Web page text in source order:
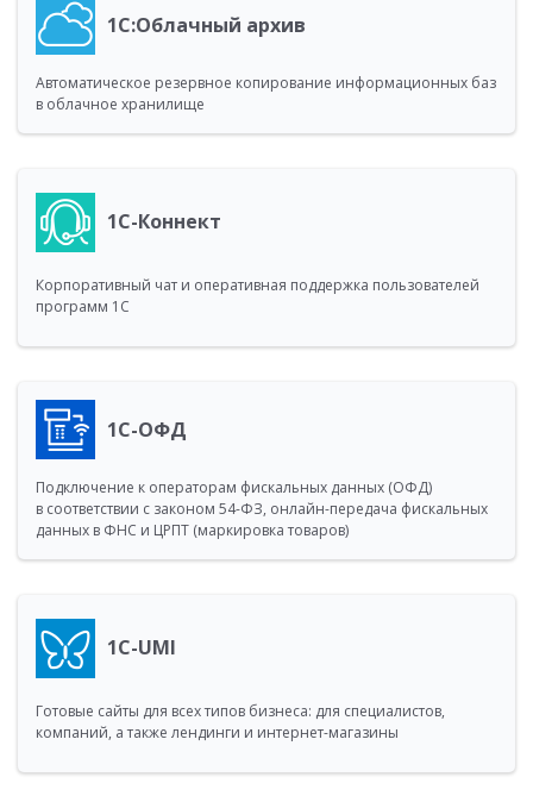
1С:Облачный архив
Автоматическое резервное копирование информационных баз
в облачное хранилище
1С-Коннект
Корпоративный чат и оперативная поддержка пользователей
программ 1С
1С-ОФД
Подключение к операторам фискальных данных (ОФД)
в соответствии с законом 54-ФЗ, онлайн-передача фискальных
данных в ФНС и ЦРПТ (маркировка товаров)
1C-UMI
Готовые сайты для всех типов бизнеса: для специалистов,
компаний, а также лендинги и интернет-магазины